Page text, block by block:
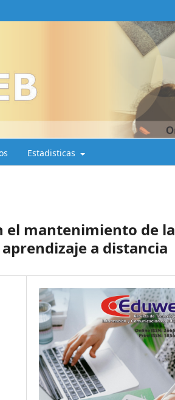
Estadisticas
el mantenimiento de la
a distancia